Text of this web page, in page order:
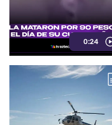
0:24